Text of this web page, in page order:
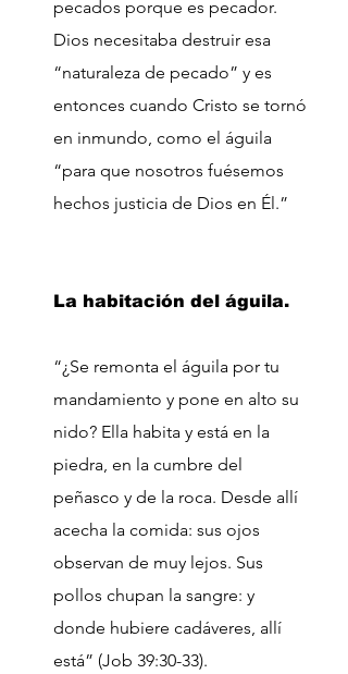
pecados porque es pecador.
Dios necesitaba destruir esa
“naturaleza de pecado” y es
entonces cuando Cristo se tornó
en inmundo, como el águila
“para que nosotros fuésemos
hechos justicia de Dios en Él.”
La habitación del águila.
“¿Se remonta el águila por tu
mandamiento y pone en alto su
nido? Ella habita y está en la
piedra, en la cumbre del
peñasco y de la roca. Desde allí
acecha la comida: sus ojos
observan de muy lejos. Sus
pollos chupan la sangre: y
donde hubiere cadáveres, allí
está” (Job 39:30-33).